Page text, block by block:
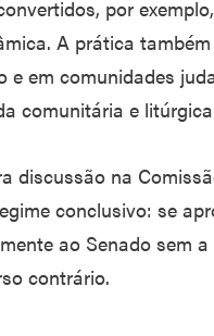
por
A prática
e em comunidades
comunitária e
discussão na
conclusivo: se
ao Senado sem
contrário.